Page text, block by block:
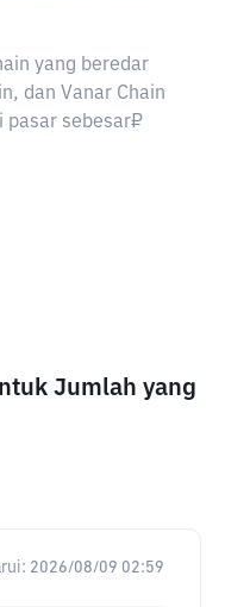
yang beredar
dan Vanar Chain
pasar sebesar₽
Jumlah yang
2026/08/09 02:59